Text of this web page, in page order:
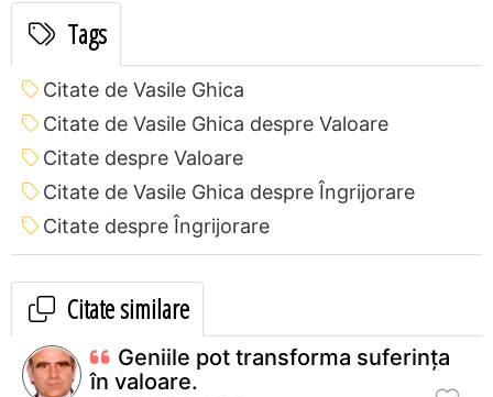
Tags
Citate de Vasile Ghica
Citate de Vasile Ghica despre Valoare
Citate despre Valoare
Citate de Vasile Ghica despre Îngrijorare
Citate despre Îngrijorare
Citate similare
Geniile pot transforma suferinţa
în valoare.